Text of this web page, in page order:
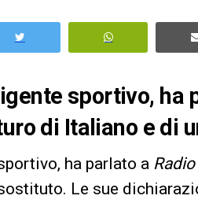
sportivo, ha
di Italiano e di
ha parlato a
Le sue